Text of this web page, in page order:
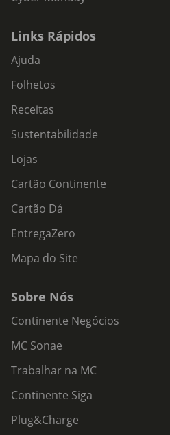
Links Rápidos
Ajuda
Folhetos
Receitas
Sustentabilidade
Lojas
Cartão Continente
Cartão Dá
EntregaZero
Mapa do Site
Sobre Nós
Continente Negócios
MC Sonae
Trabalhar na MC
Continente Siga
Plug&Charge